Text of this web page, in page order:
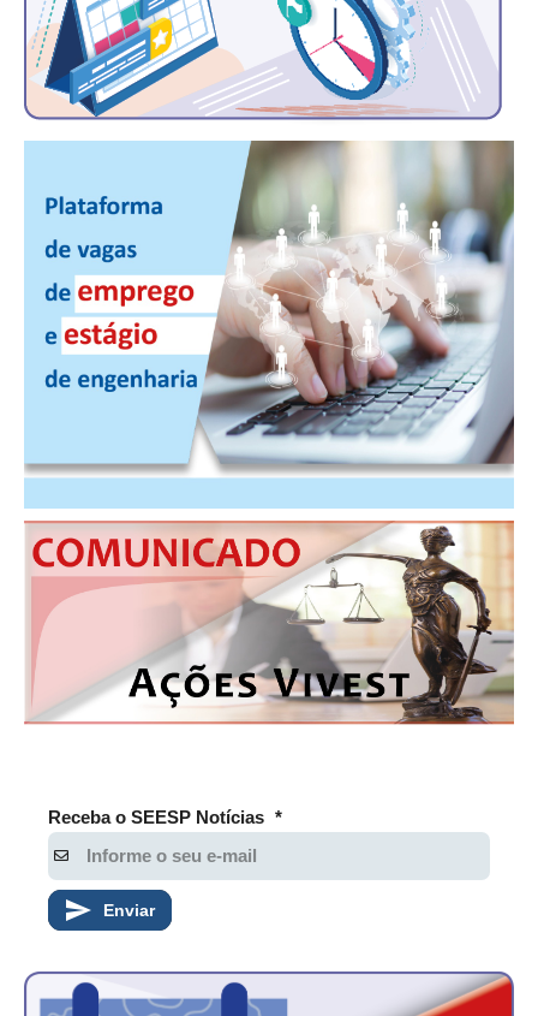
PUBLICIDADE
MANUAL DE REDAÇÃO
ASSOCIE-SE
ATUALIZAÇÃO CADASTRAL
NÚCLEO JOVEM
Receba o SEESP Notícias *
Enviar